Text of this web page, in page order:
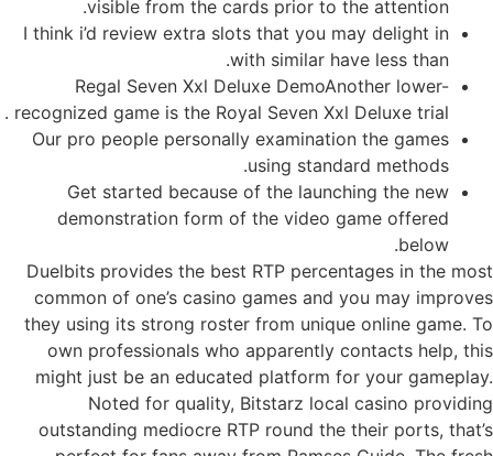
visible from the cards prior to the attention.
I think i’d review extra slots that you may delight in
with similar have less than.
Regal Seven Xxl Deluxe DemoAnother lower-
recognized game is the Royal Seven Xxl Deluxe trial .
Our pro people personally examination the games
using standard methods.
Get started because of the launching the new
demonstration form of the video game offered
below.
Duelbits provides the best RTP percentages in the most
common of one’s casino games and you may improves
they using its strong roster from unique online game. To
own professionals who apparently contacts help, this
might just be an educated platform for your gameplay.
Noted for quality, Bitstarz local casino providing
outstanding mediocre RTP round the their ports, that’s